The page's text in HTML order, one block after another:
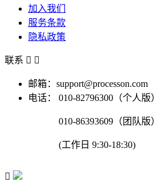
加入我们
服务条款
隐私政策
联系  
邮箱：support@processon.com
电话：
010-82796300（个人版）
010-86393609（团队版）
(工作日 9:30-18:30)
